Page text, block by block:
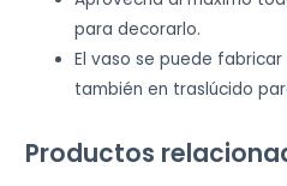
para decorarlo.
El vaso se puede
también en traslúcido
Productos